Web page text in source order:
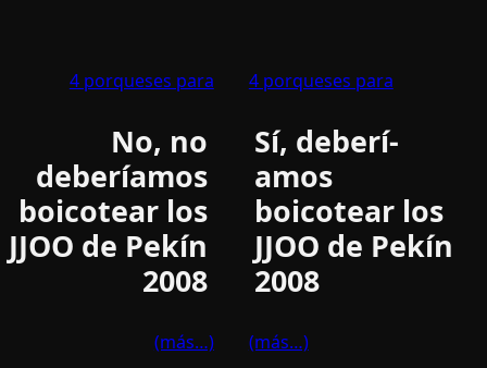
4 porqueses para
No, no
deberí­amos
boicotear los
JJOO de Pekí­n
2008
(más…)
4 porqueses para
Sí­, deberí­
amos
boicotear los
JJOO de Pekí­n
2008
(más…)